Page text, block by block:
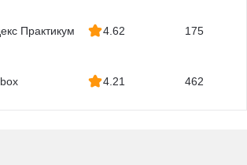
Практикум 4.62 175
4.21 462